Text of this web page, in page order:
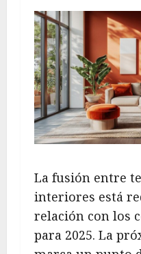
La fusión entre
interiores está
relación con los
para 2025. La